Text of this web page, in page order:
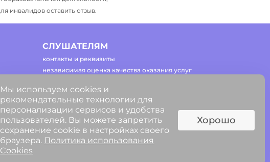
инвалидов оставить отзыв.
СЛУШАТЕЛЯМ
контакты и реквизиты
независимая оценка качества оказания услуг
регламент работы сайта
Мы используем cookies и
рекомендательные технологии для
персонализации сервисов и удобства
пользователей. Вы можете запретить
сохранение cookie в настройках своего
браузера. Политика использования
Cookies
Хорошо